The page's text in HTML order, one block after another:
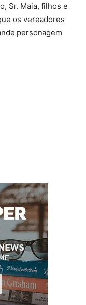
Sr. Maia, filhos e
os vereadores
personagem